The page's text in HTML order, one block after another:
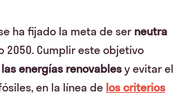
se ha fijado la meta de ser neutra
2050. Cumplir este objetivo
energías renovables y evitar el
en la línea de los criterios